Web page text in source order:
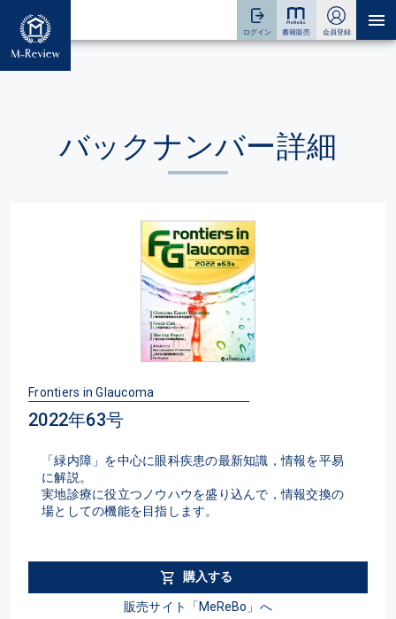
バックナンバー詳細
Frontiers in Glaucoma
2022年63号
「緑内障」を中心に眼科疾患の最新知識，情報を平易
に解説。
実地診療に役立つノウハウを盛り込んで，情報交換の
場としての機能を目指します。
購入する
販売サイト「MeReBo」へ